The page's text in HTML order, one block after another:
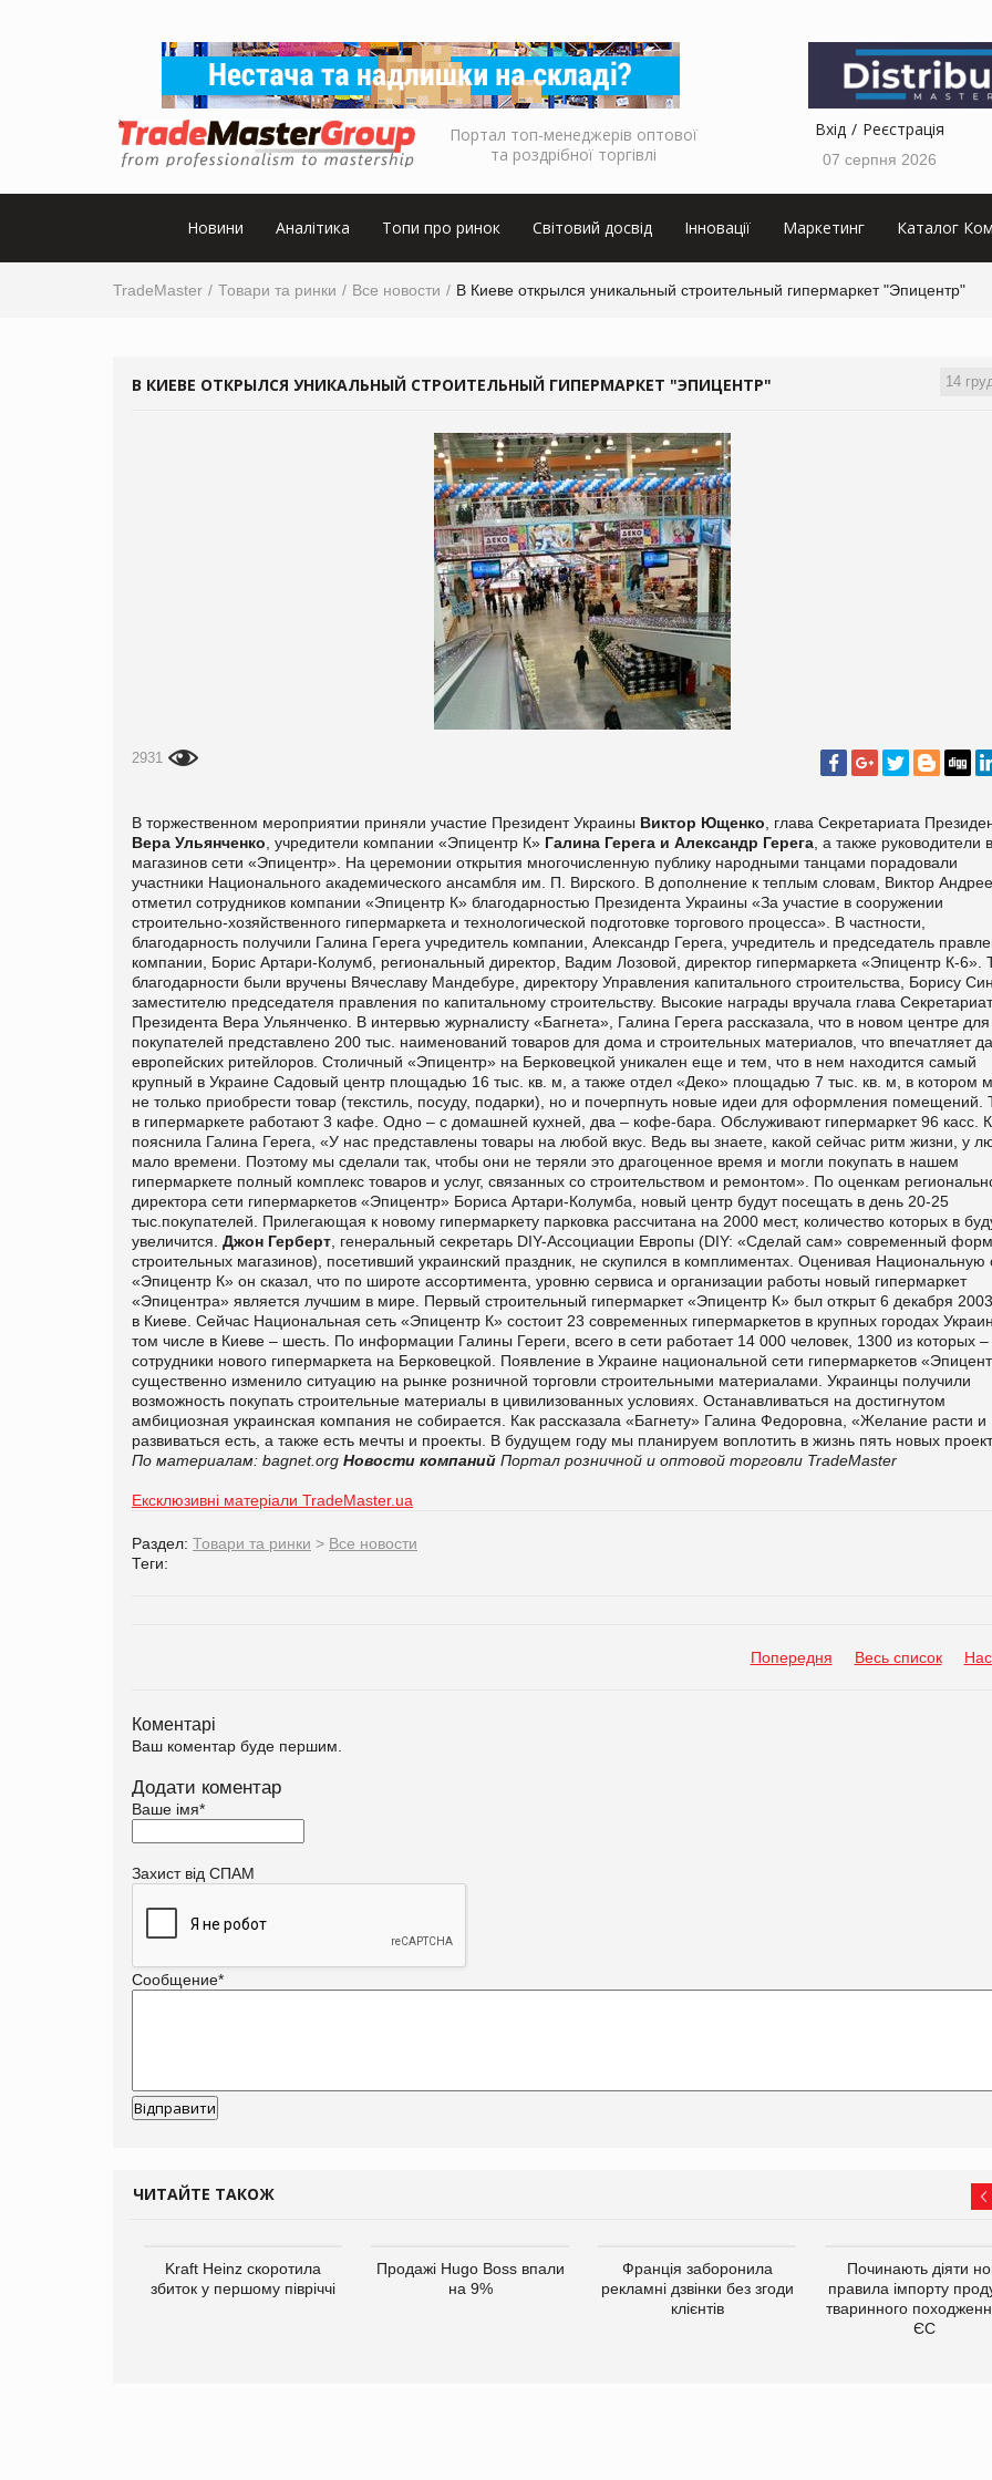
Портал топ-менеджерів оптової
та роздрібної торгівлі
Вхід Реєстрація
07 серпня 2026
Новини Аналітика Топи про ринок Світовий досвід Інновації Маркетинг Каталог
TradeMaster Товари та ринки Все новости В Киеве открылся уникальный строительный гипермаркет "Эпицентр"
14
В КИЕВЕ ОТКРЫЛСЯ УНИКАЛЬНЫЙ СТРОИТЕЛЬНЫЙ ГИПЕРМАРКЕТ "ЭПИЦЕНТР"
2931
В торжественном мероприятии приняли участие Президент Украины Виктор Ющенко , глава Секретариата
Вера Ульянченко , учредители компании «Эпицентр К» Галина Герега и Александр Герега , а также руководители
магазинов сети «Эпицентр». На церемонии открытия многочисленную публику народными танцами порадовали
участники Национального академического ансамбля им. П. Вирского. В дополнение к теплым словам, Виктор
отметил сотрудников компании «Эпицентр К» благодарностью Президента Украины «За участие в сооружении
строительно-хозяйственного гипермаркета и технологической подготовке торгового процесса». В частности,
благодарность получили Галина Герега учредитель компании, Александр Герега, учредитель и председатель
компании, Борис Артари-Колумб, региональный директор, Вадим Лозовой, директор гипермаркета «Эпицентр К-6».
благодарности были вручены Вячеславу Мандебуре, директору Управления капитального строительства, Борису
заместителю председателя правления по капитальному строительству. Высокие награды вручала глава
Президента Вера Ульянченко. В интервью журналисту «Багнета», Галина Герега рассказала, что в новом центре для
покупателей представлено 200 тыс. наименований товаров для дома и строительных материалов, что впечатляет
европейских ритейлоров. Столичный «Эпицентр» на Берковецкой уникален еще и тем, что в нем находится самый
крупный в Украине Садовый центр площадью 16 тыс. кв. м, а также отдел «Деко» площадью 7 тыс. кв. м, в котором
не только приобрести товар (текстиль, посуду, подарки), но и почерпнуть новые идеи для оформления помещений.
в гипермаркете работают 3 кафе. Одно – с домашней кухней, два – кофе-бара. Обслуживают гипермаркет 96 касс.
пояснила Галина Герега, «У нас представлены товары на любой вкус. Ведь вы знаете, какой сейчас ритм жизни, у
мало времени. Поэтому мы сделали так, чтобы они не теряли это драгоценное время и могли покупать в нашем
гипермаркете полный комплекс товаров и услуг, связанных со строительством и ремонтом». По оценкам
директора сети гипермаркетов «Эпицентр» Бориса Артари-Колумба, новый центр будут посещать в день 20-25
тыс.покупателей. Прилегающая к новому гипермаркету парковка рассчитана на 2000 мест, количество которых в
увеличится. Джон Герберт , генеральный секретарь DIY-Ассоциации Европы (DIY: «Сделай сам» современный
строительных магазинов), посетивший украинский праздник, не скупился в комплиментах. Оценивая Национальную
«Эпицентр К» он сказал, что по широте ассортимента, уровню сервиса и организации работы новый гипермаркет
«Эпицентра» является лучшим в мире. Первый строительный гипермаркет «Эпицентр К» был открыт 6 декабря
в Киеве. Сейчас Национальная сеть «Эпицентр К» состоит 23 современных гипермаркетов в крупных городах
том числе в Киеве – шесть. По информации Галины Гереги, всего в сети работает 14 000 человек, 1300 из которых –
сотрудники нового гипермаркета на Берковецкой. Появление в Украине национальной сети гипермаркетов
существенно изменило ситуацию на рынке розничной торговли строительными материалами. Украинцы получили
возможность покупать строительные материалы в цивилизованных условиях. Останавливаться на достигнутом
амбициозная украинская компания не собирается. Как рассказала «Багнету» Галина Федоровна, «Желание расти и
развиваться есть, а также есть мечты и проекты. В будущем году мы планируем воплотить в жизнь пять новых
По материалам: bagnet.org Новости компаний Портал розничной и оптовой торговли TradeMaster
Ексклюзивні матеріали TradeMaster.ua
Раздел: Товари та ринки > Все новости
Теги:
Попередня Весь список
Коментарі
Ваш коментар буде першим.
Додати коментар
Ваше імя*
Захист від СПАМ
Сообщение*
ЧИТАЙТЕ ТАКОЖ
Kraft Heinz скоротила
збиток у першому півріччі
Продажі Hugo Boss впали
на 9%
Франція заборонила
рекламні дзвінки без згоди
клієнтів
Починають діяти
правила імпорту
тваринного
ЄС